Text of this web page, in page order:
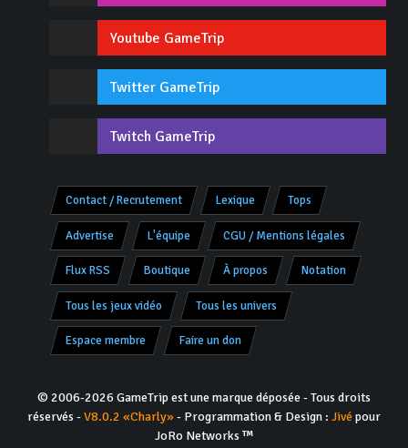
Youtube GameTrip
Twitter GameTrip
Twitch GameTrip
Contact / Recrutement Lexique Tops
Advertise L'équipe CGU / Mentions légales
Flux RSS Boutique À propos Notation
Tous les jeux vidéo Tous les univers
Espace membre Faire un don
© 2006-2026 GameTrip est une marque déposée - Tous droits
réservés -V8.0.2 «Charly»- Programmation & Design : Jivépour
JoRo Networks ™